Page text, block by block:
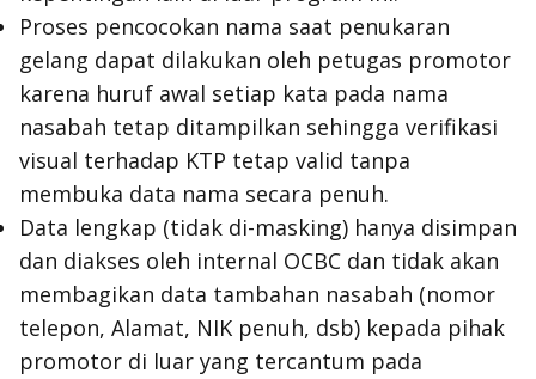
Proses pencocokan nama saat penukaran
gelang dapat dilakukan oleh petugas promotor
karena huruf awal setiap kata pada nama
nasabah tetap ditampilkan sehingga verifikasi
visual terhadap KTP tetap valid tanpa
membuka data nama secara penuh.
Data lengkap (tidak di-masking) hanya disimpan
dan diakses oleh internal OCBC dan tidak akan
membagikan data tambahan nasabah (nomor
telepon, Alamat, NIK penuh, dsb) kepada pihak
promotor di luar yang tercantum pada